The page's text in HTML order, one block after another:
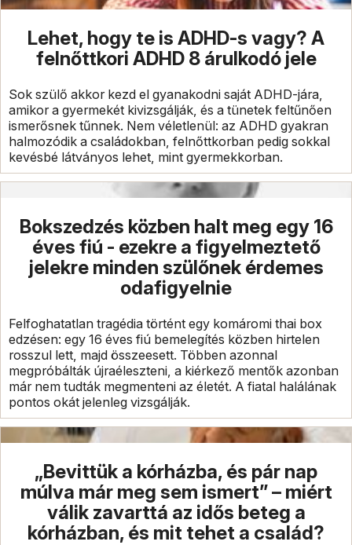
Lehet, hogy te is ADHD-s vagy? A
felnőttkori ADHD 8 árulkodó jele
Sok szülő akkor kezd el gyanakodni saját ADHD-jára,
amikor a gyermekét kivizsgálják, és a tünetek feltűnően
ismerősnek tűnnek. Nem véletlenül: az ADHD gyakran
halmozódik a családokban, felnőttkorban pedig sokkal
kevésbé látványos lehet, mint gyermekkorban.
Bokszedzés közben halt meg egy 16
éves fiú - ezekre a figyelmeztető
jelekre minden szülőnek érdemes
odafigyelnie
Felfoghatatlan tragédia történt egy komáromi thai box
edzésen: egy 16 éves fiú bemelegítés közben hirtelen
rosszul lett, majd összeesett. Többen azonnal
megpróbálták újraéleszteni, a kiérkező mentők azonban
már nem tudták megmenteni az életét. A fiatal halálának
pontos okát jelenleg vizsgálják.
„Bevittük a kórházba, és pár nap
múlva már meg sem ismert” – miért
válik zavarttá az idős beteg a
kórházban, és mit tehet a család?